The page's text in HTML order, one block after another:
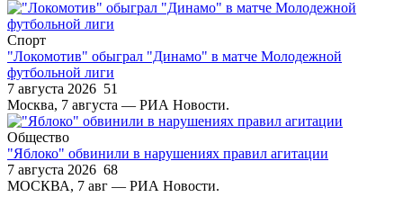
Спорт
"Локомотив" обыграл "Динамо" в матче Молодежной
футбольной лиги
7 августа 2026 51
Москва, 7 августа — РИА Новости.
Общество
"Яблоко" обвинили в нарушениях правил агитации
7 августа 2026 68
МОСКВА, 7 авг — РИА Новости.